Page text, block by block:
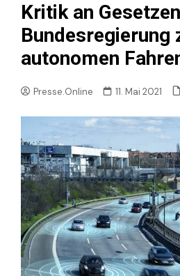
Kritik an
Bundesregierung
autonomen
Presse.Online 11. Mai 2021